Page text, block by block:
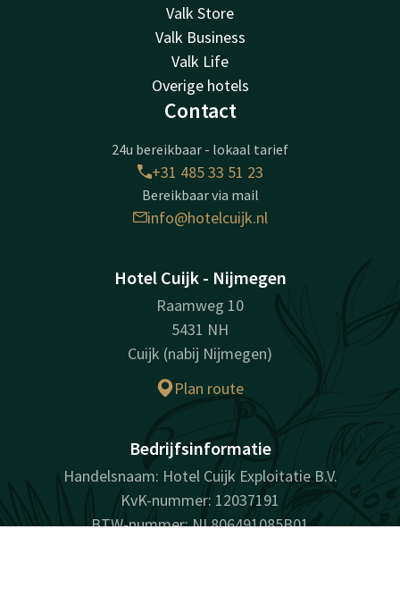
Valk Store
Valk Business
Valk Life
Overige hotels
Contact
24u bereikbaar - lokaal tarief
+31 485 33 51 23
Bereikbaar via mail
info@hotelcuijk.nl
Hotel Cuijk - Nijmegen
Raamweg 10
5431 NH
Cuijk (nabij Nijmegen)
Plan route
Bedrijfsinformatie
Handelsnaam: Hotel Cuijk Exploitatie B.V.
KvK-nummer: 12037191
BTW-nummer: NL806491085B01